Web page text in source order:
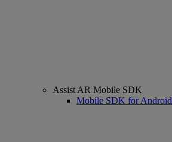
Assist AR Mobile SDK
Mobile SDK for Android